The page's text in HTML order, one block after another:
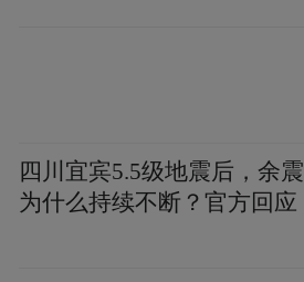
四川宜宾5.5级地震后，余震
为什么持续不断？官方回应